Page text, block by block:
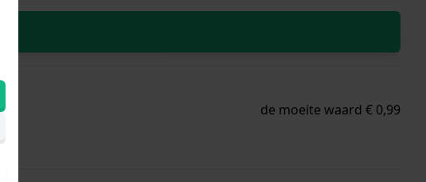
de moeite waard € 0,99